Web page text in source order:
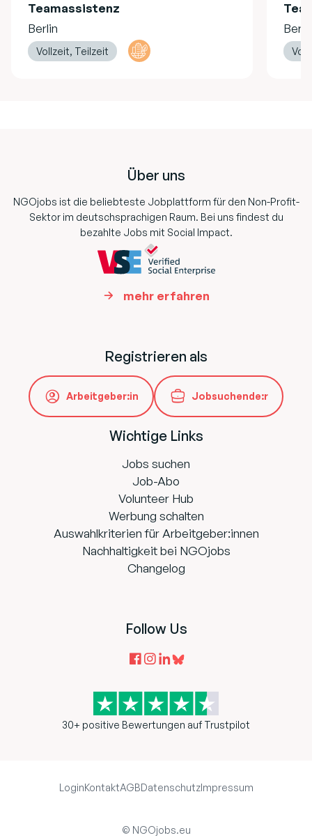
Teamassistenz
Berlin
Vollzeit, Teilzeit
Über uns
NGOjobs ist die beliebteste Jobplattform für den Non-Profit-
Sektor im deutschsprachigen Raum. Bei uns findest du
bezahlte Jobs mit Social Impact.
mehr erfahren
Registrieren als
Arbeitgeber:in Jobsuchende:r
Wichtige Links
Jobs suchen
Job-Abo
Volunteer Hub
Werbung schalten
Auswahlkriterien für Arbeitgeber:innen
Nachhaltigkeit bei NGOjobs
Changelog
Follow Us
30+ positive Bewertungen auf Trustpilot
LoginKontaktAGBDatenschutzImpressum
© NGOjobs.eu